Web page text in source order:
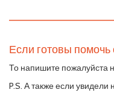
Если готовы помочь
То напишите пожалуйста
P.S. А также если увидели